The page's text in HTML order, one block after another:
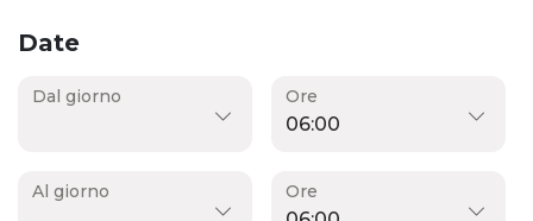
Date
Dal giorno Ore
Al giorno Ore